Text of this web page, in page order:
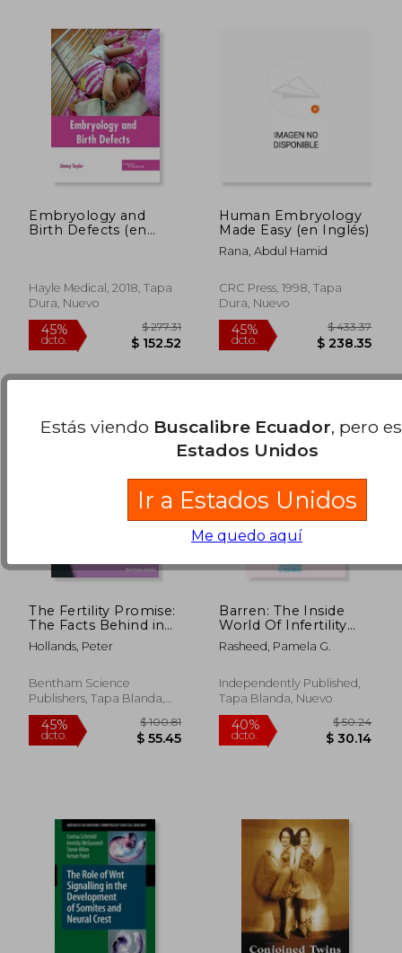
dcto. $ 68.59 dcto.
40%
dcto. $ 334.73
45%
dcto. $
Embryology and
Birth Defects (en
Hayle Medical, 2018, Tapa
Dura, Nuevo
Human Embryology
Made Easy (en Inglés)
Rana, Abdul Hamid
CRC Press, 1998, Tapa
Dura, Nuevo
The Fertility Promise:
The Facts Behind in
vitro Fertilisation (IVF)
(en Inglés)
Hollands, Peter
Bentham Science
Publishers, Tapa Blanda,
Nuevo
Barren: The Inside
World Of Infertility
(en Inglés)
Rasheed, Pamela G.
Independently Published,
Tapa Blanda, Nuevo
Estás viendo Buscalibre Ecuador, pero
Estados Unidos
Ir a Estados Unidos
Me quedo aquí